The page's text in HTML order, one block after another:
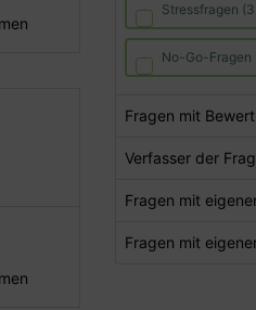
Stressfragen
No-Go-Fragen
Fragen mit
Verfasser der
Fragen mit
Fragen mit